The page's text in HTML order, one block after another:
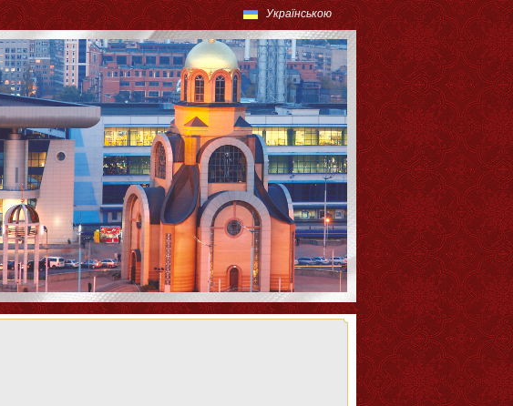
Українською